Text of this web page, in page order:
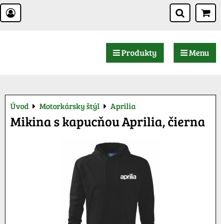
Produkty Menu
Úvod Motorkársky štýl Aprilia
Mikina s kapucňou Aprilia, čierna